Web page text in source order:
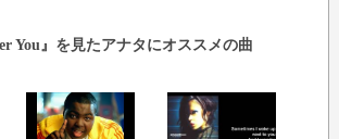
You』を見たアナタにオススメの曲